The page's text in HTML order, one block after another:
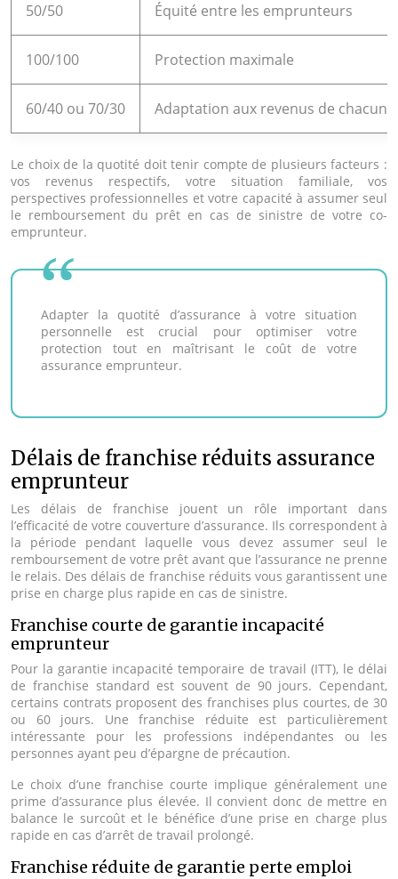
50/50 Équité entre les emprunteurs
100/100 Protection maximale
60/40 ou 70/30 Adaptation aux revenus de chacun
Le choix de la quotité doit tenir compte de plusieurs facteurs :
vos revenus respectifs, votre situation familiale, vos
perspectives professionnelles et votre capacité à assumer seul
le remboursement du prêt en cas de sinistre de votre co-
emprunteur.
Adapter la quotité d’assurance à votre situation
personnelle est crucial pour optimiser votre
protection tout en maîtrisant le coût de votre
assurance emprunteur.
Délais de franchise réduits assurance
emprunteur
Les délais de franchise jouent un rôle important dans
l’efficacité de votre couverture d’assurance. Ils correspondent à
la période pendant laquelle vous devez assumer seul le
remboursement de votre prêt avant que l’assurance ne prenne
le relais. Des délais de franchise réduits vous garantissent une
prise en charge plus rapide en cas de sinistre.
Franchise courte de garantie incapacité
emprunteur
Pour la garantie incapacité temporaire de travail (ITT), le délai
de franchise standard est souvent de 90 jours. Cependant,
certains contrats proposent des franchises plus courtes, de 30
ou 60 jours. Une franchise réduite est particulièrement
intéressante pour les professions indépendantes ou les
personnes ayant peu d’épargne de précaution.
Le choix d’une franchise courte implique généralement une
prime d’assurance plus élevée. Il convient donc de mettre en
balance le surcoût et le bénéfice d’une prise en charge plus
rapide en cas d’arrêt de travail prolongé.
Franchise réduite de garantie perte emploi